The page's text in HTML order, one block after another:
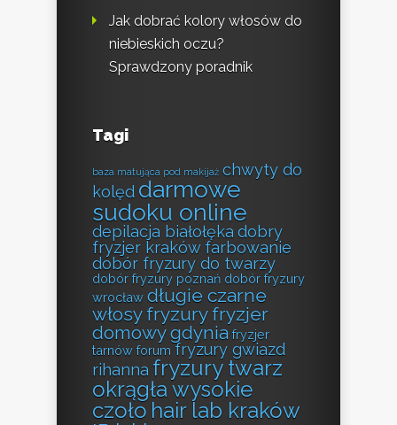
Jak dobrać kolory włosów do
niebieskich oczu?
Sprawdzony poradnik
Tagi
baza matująca pod makijaż chwyty do
kolęd darmowe
sudoku online
depilacja białołęka dobry
fryzjer kraków farbowanie
dobór fryzury do twarzy
dobór fryzury poznań dobór fryzury
wrocław długie czarne
włosy fryzury fryzjer
domowy gdynia fryzjer
tarnów forum fryzury gwiazd
rihanna fryzury twarz
okrągła wysokie
czoło hair lab kraków